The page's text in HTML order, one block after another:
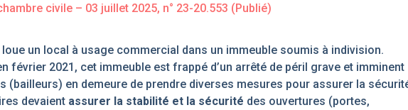
civile – 03 juillet 2025, n° 23-20.553 (Publié)
un local à usage commercial dans un immeuble soumis à indivision.
février 2021, cet immeuble est frappé d’un arrêté de péril grave et imminent
(bailleurs) en demeure de prendre diverses mesures pour assurer la
devaient assurer la stabilité et la sécurité des ouvertures (portes,